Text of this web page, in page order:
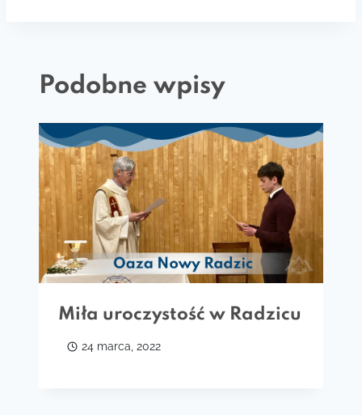
Podobne wpisy
Miła uroczystość w Radzicu
24 marca, 2022